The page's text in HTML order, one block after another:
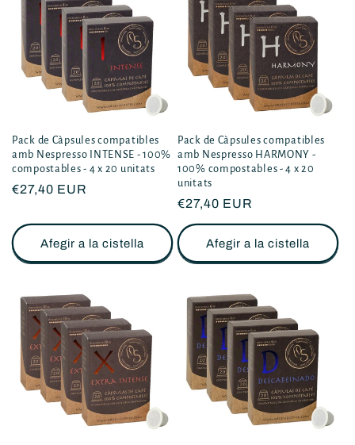
Pack de Càpsules compatibles
amb Nespresso INTENSE - 100%
compostables - 4 x 20 unitats
Preu
€27,40 EUR
Afegir a la cistella
Pack de Càpsules compatibles
amb Nespresso HARMONY -
100% compostables - 4 x 20
unitats
Preu
habitual
€27,40 EUR
Afegir a la cistella